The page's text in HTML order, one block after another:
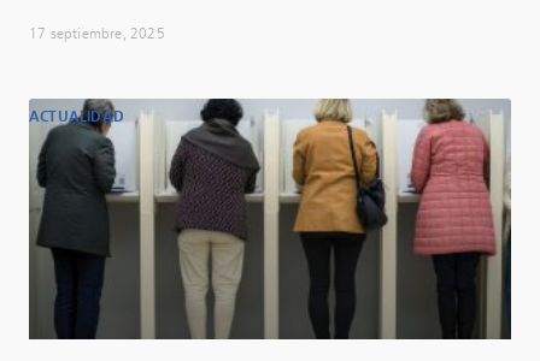
17 septiembre, 2025
ACTUALIDAD